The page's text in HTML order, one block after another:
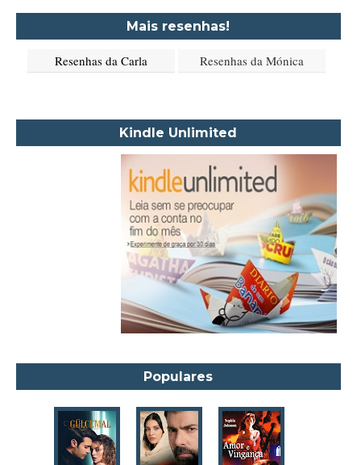
Aimée de Jongh
Aione Simões
Alexandre Dumas Filho
Alice Walker
Alma Katsu
Aluísio Azevedo
Alyson Noël
Amanda Lovelace
Ana Beatriz Barbosa Silva
Ana Maria Machado
Angela Marsons
Anne Frank
Anne Gracie
Anne Hampson
Mais resenhas!
Resenhas da Carla Resenhas da Mónica
Kindle Unlimited
Populares